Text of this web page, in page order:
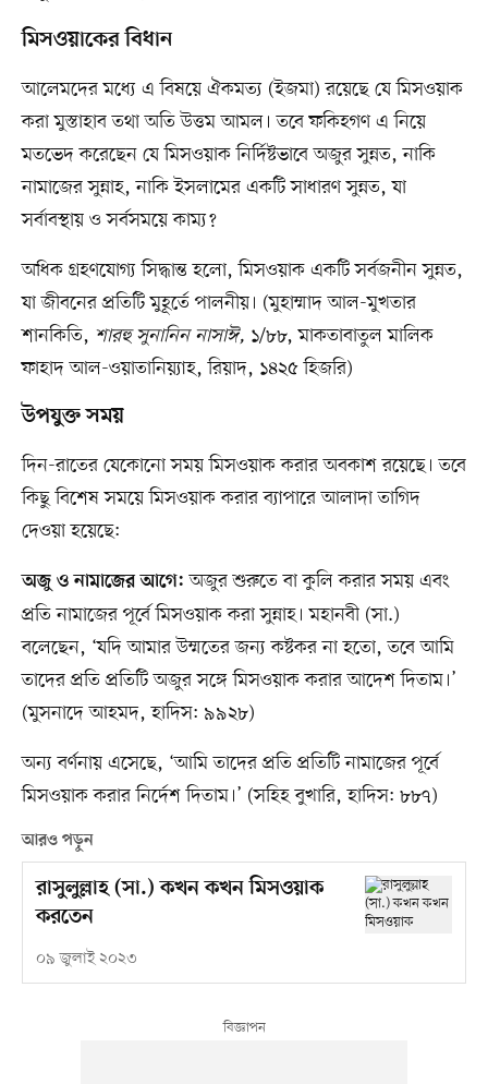
মিসওয়াকের বিধান
আলেমদের মধ্যে এ বিষয়ে ঐকমত্য (ইজমা) রয়েছে যে মিসওয়াক
করা মুস্তাহাব তথা অতি উত্তম আমল। তবে ফকিহগণ এ নিয়ে
মতভেদ করেছেন যে মিসওয়াক নির্দিষ্টভাবে অজুর সুন্নত, নাকি
নামাজের সুন্নাহ, নাকি ইসলামের একটি সাধারণ সুন্নত, যা
সর্বাবস্থায় ও সর্বসময়ে কাম্য?
অধিক গ্রহণযোগ্য সিদ্ধান্ত হলো, মিসওয়াক একটি সর্বজনীন সুন্নত,
যা জীবনের প্রতিটি মুহূর্তে পালনীয়। (মুহাম্মাদ আল-মুখতার
শানকিতি, শারহু সুনানিন নাসাঈ, ১/৮৮, মাকতাবাতুল মালিক
ফাহাদ আল-ওয়াতানিয়্যাহ, রিয়াদ, ১৪২৫ হিজরি)
উপযুক্ত সময়
দিন-রাতের যেকোনো সময় মিসওয়াক করার অবকাশ রয়েছে। তবে
কিছু বিশেষ সময়ে মিসওয়াক করার ব্যাপারে আলাদা তাগিদ
দেওয়া হয়েছে:
অজু ও নামাজের আগে: অজুর শুরুতে বা কুলি করার সময় এবং
প্রতি নামাজের পূর্বে মিসওয়াক করা সুন্নাহ। মহানবী (সা.)
বলেছেন, ‘যদি আমার উম্মতের জন্য কষ্টকর না হতো, তবে আমি
তাদের প্রতি প্রতিটি অজুর সঙ্গে মিসওয়াক করার আদেশ দিতাম।’
(মুসনাদে আহমদ, হাদিস: ৯৯২৮)
অন্য বর্ণনায় এসেছে, ‘আমি তাদের প্রতি প্রতিটি নামাজের পূর্বে
মিসওয়াক করার নির্দেশ দিতাম।’ (সহিহ বুখারি, হাদিস: ৮৮৭)
আরও পড়ুন
রাসুলুল্লাহ (সা.) কখন কখন মিসওয়াক
করতেন
০৯ জুলাই ২০২৩